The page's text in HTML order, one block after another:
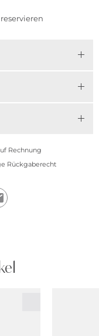
Rechnung
Rückgaberecht